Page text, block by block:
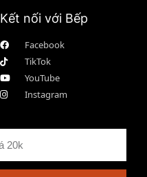
Kết nối với Bếp
Facebook
TikTok
YouTube
Instagram